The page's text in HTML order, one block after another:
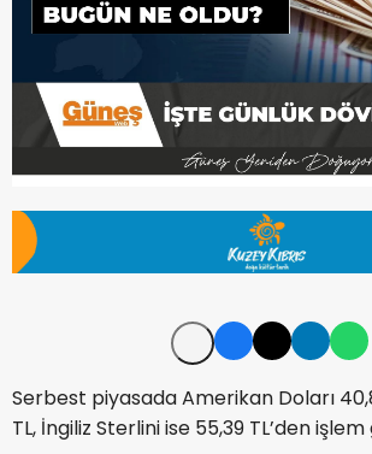
Serbest piyasada Amerikan Doları
TL, İngiliz Sterlini ise 55,39 TL’den